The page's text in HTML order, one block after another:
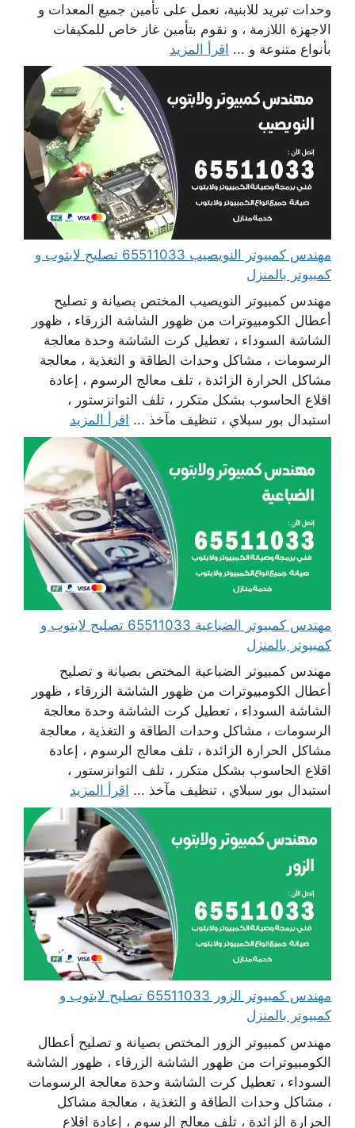
وحدات تبريد للابنية، نعمل على تأمين جميع المعدات و
الاجهزة اللازمة ، و نقوم بتأمين غاز خاص للمكيفات
بأنواع متنوعة و ... اقرأ المزيد
مهندس كمبيوتر النويصيب 65511033 تصليح لابتوب و
كمبيوتر بالمنزل
مهندس كمبيوتر النويصيب المختص بصيانة و تصليح
أعطال الكومبيوترات من ظهور الشاشة الزرقاء ، ظهور
الشاشة السوداء ، تعطيل كرت الشاشة وحدة معالجة
الرسومات ، مشاكل وحدات الطاقة و التغذية ، معالجة
مشاكل الحرارة الزائدة ، تلف معالج الرسوم ، إعادة
اقلاع الحاسوب بشكل متكرر ، تلف التوانزستور ،
استبدال بور سبلاي ، تنظيف مآخذ ... اقرأ المزيد
مهندس كمبيوتر الضباعية 65511033 تصليح لابتوب و
كمبيوتر بالمنزل
مهندس كمبيوتر الضباعية المختص بصيانة و تصليح
أعطال الكومبيوترات من ظهور الشاشة الزرقاء ، ظهور
الشاشة السوداء ، تعطيل كرت الشاشة وحدة معالجة
الرسومات ، مشاكل وحدات الطاقة و التغذية ، معالجة
مشاكل الحرارة الزائدة ، تلف معالج الرسوم ، إعادة
اقلاع الحاسوب بشكل متكرر ، تلف التوانزستور ،
استبدال بور سبلاي ، تنظيف مآخذ ... اقرأ المزيد
مهندس كمبيوتر الزور 65511033 تصليح لابتوب و
كمبيوتر بالمنزل
مهندس كمبيوتر الزور المختص بصيانة و تصليح أعطال
الكومبيوترات من ظهور الشاشة الزرقاء ، ظهور الشاشة
السوداء ، تعطيل كرت الشاشة وحدة معالجة الرسومات
، مشاكل وحدات الطاقة و التغذية ، معالجة مشاكل
الحرارة الزائدة ، تلف معالج الرسوم ، إعادة اقلاع